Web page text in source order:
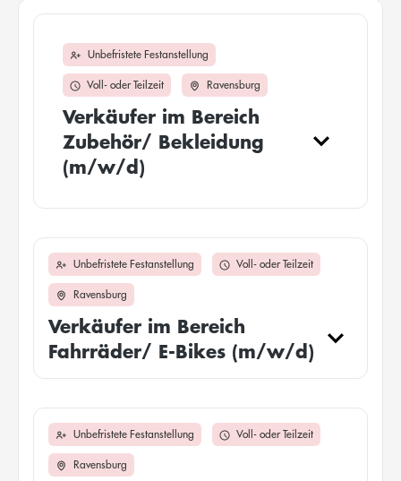
Unbefristete Festanstellung
Voll- oder Teilzeit
Ravensburg
Verkäufer im Bereich
Zubehör/ Bekleidung
(m/w/d)
Unbefristete Festanstellung
Voll- oder Teilzeit
Ravensburg
Verkäufer im Bereich
Fahrräder/ E-Bikes (m/w/d)
Unbefristete Festanstellung
Voll- oder Teilzeit
Ravensburg